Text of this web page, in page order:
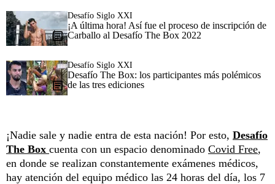
Desafío Siglo XXI
¡A última hora! Así fue el proceso de inscripción de
Carballo al Desafío The Box 2022
Desafío Siglo XXI
Desafío The Box: los participantes más polémicos
de las tres ediciones
¡Nadie sale y nadie entra de esta nación! Por esto, Desafío
The Box cuenta con un espacio denominado Covid Free,
en donde se realizan constantemente exámenes médicos,
hay atención del equipo médico las 24 horas del día, los 7